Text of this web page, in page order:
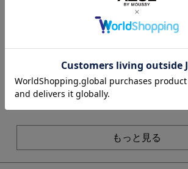
※画像の商品はサンプルです。実際の商品と
異なる場合があります。
※着用、お取り扱いの際は、アテンションタ
い。
もっと見る